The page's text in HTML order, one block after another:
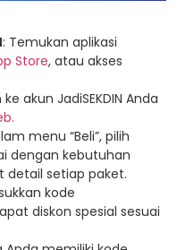
: Temukan aplikasi
Store, atau akses
ke akun JadiSEKDIN Anda
menu “Beli”, pilih
dengan kebutuhan
detail setiap paket.
kode
diskon spesial sesuai